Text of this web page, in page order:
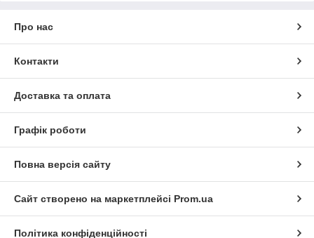
Про нас
Контакти
Доставка та оплата
Графік роботи
Повна версія сайту
Сайт створено на маркетплейсі Prom.ua
Політика конфіденційності